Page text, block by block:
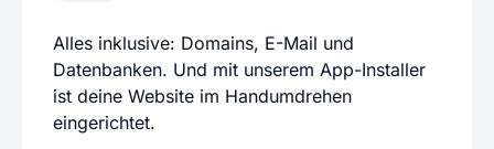
Alles inklusive: Domains, E-Mail und
Datenbanken. Und mit unserem App-Installer
ist deine Website im Handumdrehen
eingerichtet.